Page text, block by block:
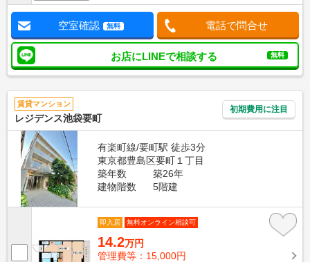
空室確認 無料 電話で問合せ
お店にLINEで相談する 無料
賃貸マンション
レジデンス池袋要町
初期費用に注目
有楽町線/要町駅 徒歩3分
東京都豊島区要町１丁目
築年数
築26年
建物階数
5階建
即入居 無料オンライン相談可
14.2万円
管理費等：15,000円